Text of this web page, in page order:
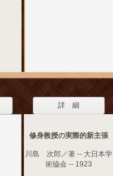
詳 細
修身教授の実際的新主張
川島 次郎／著 -- 大日本学
術協会 -- 1923